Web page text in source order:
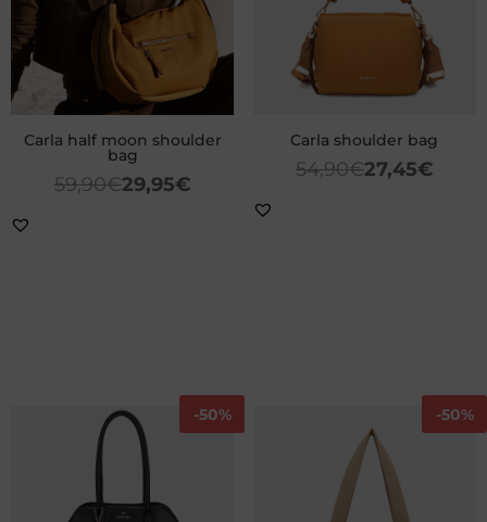
Carla half moon shoulder
bag
59,90€29,95€
Carla shoulder bag
54,90€27,45€
-50% -50%